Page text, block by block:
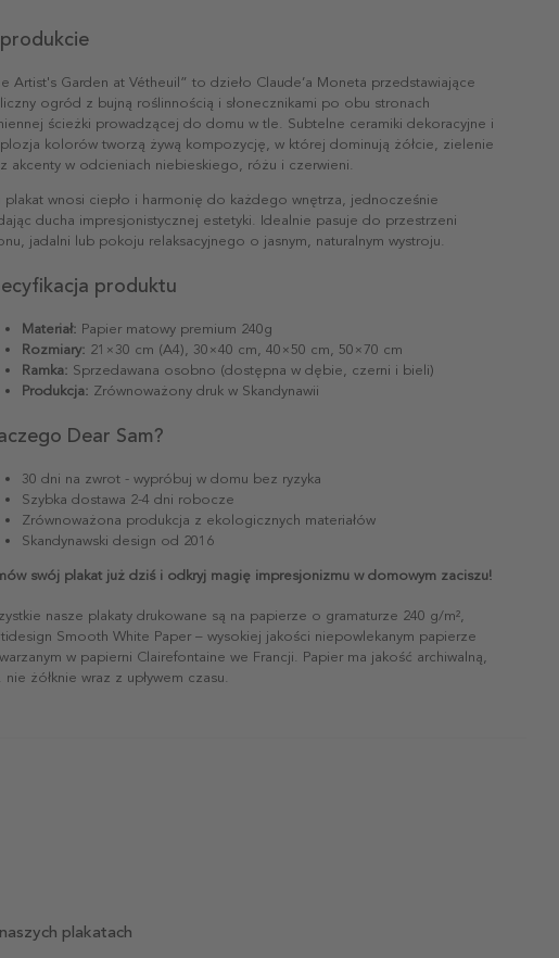
Artist's Garden at Vétheuil” to dzieło Claude’a Moneta przedstawiające
ogród z bujną roślinnością i słonecznikami po obu stronach
ścieżki prowadzącej do domu w tle. Subtelne ceramiki dekoracyjne i
kolorów tworzą żywą kompozycję, w której dominują żółcie, zielenie
akcenty w odcieniach niebieskiego, różu i czerwieni.
plakat wnosi ciepło i harmonię do każdego wnętrza, jednocześnie
ducha impresjonistycznej estetyki. Idealnie pasuje do przestrzeni
jadalni lub pokoju relaksacyjnego o jasnym, naturalnym wystroju.
produktu
Materiał: Papier matowy premium 240g
Rozmiary: 21×30 cm (A4), 30×40 cm, 40×50 cm, 50×70 cm
Ramka: Sprzedawana osobno (dostępna w dębie, czerni i bieli)
Produkcja: Zrównoważony druk w Skandynawii
Dear Sam?
30 dni na zwrot - wypróbuj w domu bez ryzyka
Szybka dostawa 2-4 dni robocze
Zrównoważona produkcja z ekologicznych materiałów
Skandynawski design od 2016
swój plakat już dziś i odkryj magię impresjonizmu w domowym zaciszu!
nasze plakaty drukowane są na papierze o gramaturze 240 g/m²,
Smooth White Paper – wysokiej jakości niepowlekanym papierze
w papierni Clairefontaine we Francji. Papier ma jakość archiwalną,
nie żółknie wraz z upływem czasu.
plakatach